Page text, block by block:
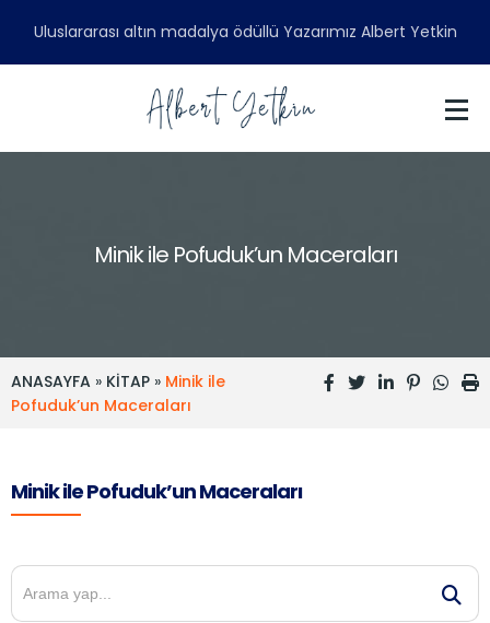
Uluslararası altın madalya ödüllü Yazarımız Albert Yetkin
Minik ile Pofuduk’un Maceraları
ANASAYFA » KİTAP » Minik ile
Pofuduk’un Maceraları
Minik ile Pofuduk’un Maceraları